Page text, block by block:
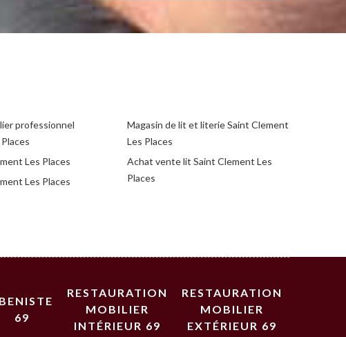
professionnel
Les Places
Les Places
Magasin de lit et literie Saint Clement
Les Places
Achat vente lit Saint Clement Les
Places
69
RESTAURATION
MOBILIER
INTÉRIEUR 69
RESTAURATION
MOBILIER
EXTÉRIEUR 69